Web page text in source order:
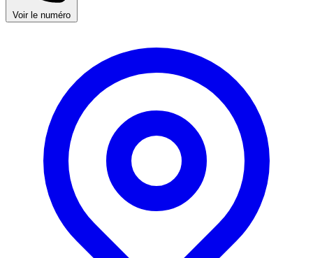
Voir le numéro